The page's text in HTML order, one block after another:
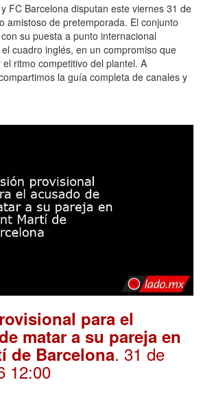
FC Barcelona disputan este viernes 31 de
amistoso de pretemporada. El conjunto
su puesta a punto internacional
cuadro inglés, en un compromiso que
ritmo competitivo del plantel. A
la guía completa de canales y
para el
matar a su pareja en
de Barcelona. 31 de
12:00